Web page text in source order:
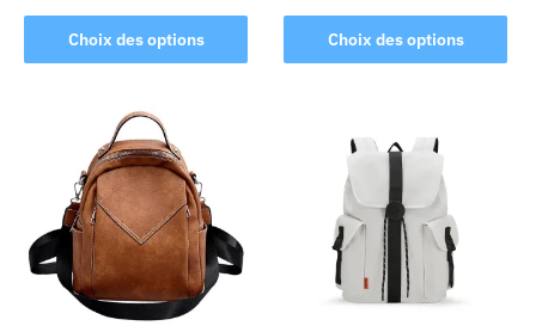
Choix des options
Ce
produit
plusieurs
variations.
Les
options
peuvent
être
choisies
sur
Choix des options
produit
a
Les
options
peuvent
être
choisies
sur